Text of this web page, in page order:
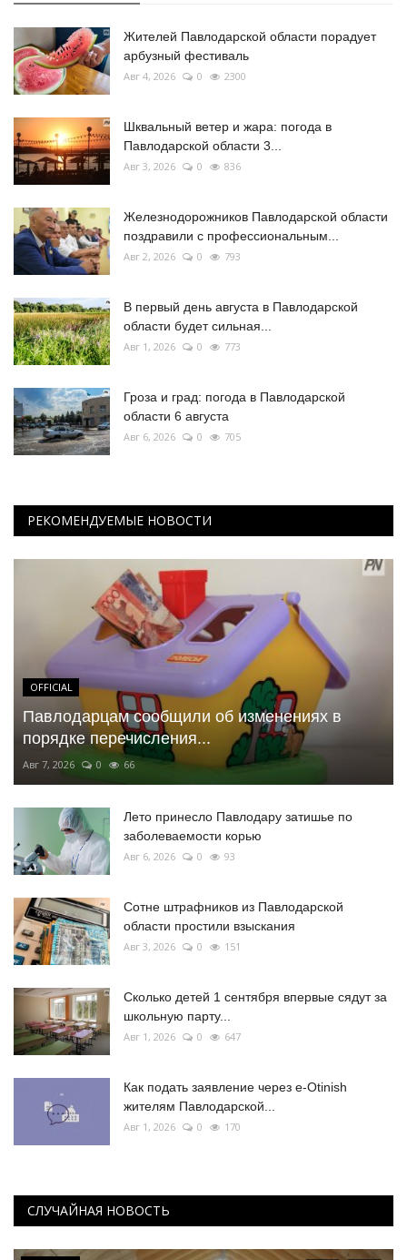
Жителей Павлодарской области порадует
арбузный фестиваль
Авг 4, 2026 0 2300
Шквальный ветер и жара: погода в
Павлодарской области 3...
Авг 3, 2026 0 836
Железнодорожников Павлодарской области
поздравили с профессиональным...
Авг 2, 2026 0 793
В первый день августа в Павлодарской
области будет сильная...
Авг 1, 2026 0 773
Гроза и град: погода в Павлодарской
области 6 августа
Авг 6, 2026 0 705
РЕКОМЕНДУЕМЫЕ НОВОСТИ
OFFICIAL
Павлодарцам сообщили об изменениях в
порядке перечисления...
Авг 7, 2026 0 66
Лето принесло Павлодару затишье по
заболеваемости корью
Авг 6, 2026 0 93
Сотне штрафников из Павлодарской
области простили взыскания
Авг 3, 2026 0 151
Сколько детей 1 сентября впервые сядут за
школьную парту...
Авг 1, 2026 0 647
Как подать заявление через e-Otinish
жителям Павлодарской...
Авг 1, 2026 0 170
СЛУЧАЙНАЯ НОВОСТЬ